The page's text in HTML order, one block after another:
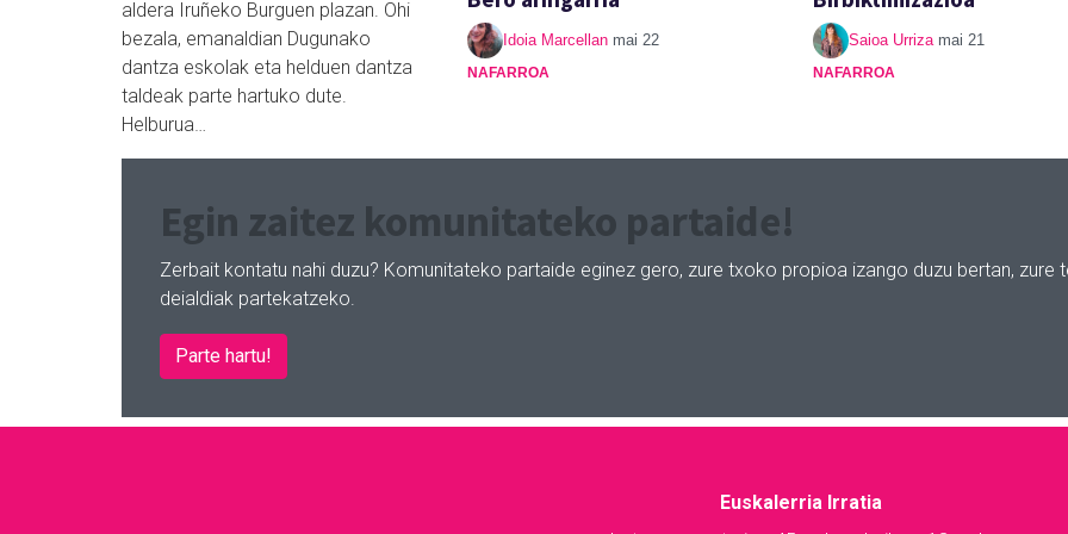
aldera Iruñeko Burguen plazan. Ohi
bezala, emanaldian Dugunako
dantza eskolak eta helduen dantza
taldeak parte hartuko dute.
Helburua…
Idoia Marcellan mai 22
NAFARROA
Saioa Urriza mai 21
NAFARROA
Egin zaitez komunitateko partaide!
Zerbait kontatu nahi duzu? Komunitateko partaide eginez gero, zure txoko propioa izango duzu bertan,
deialdiak partekatzeko.
Parte hartu!
Euskalerria Irratia